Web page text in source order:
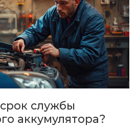
службы
аккумулятора?